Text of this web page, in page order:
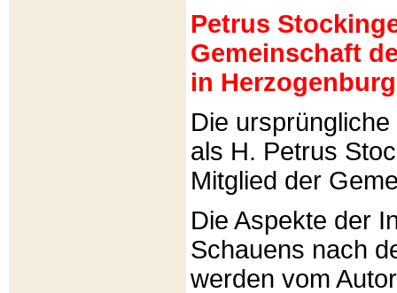
Petrus
Gemeinschaft
in
Die
als H. Petrus
Mitglied der
Die Aspekte der
Schauens nach
werden vom